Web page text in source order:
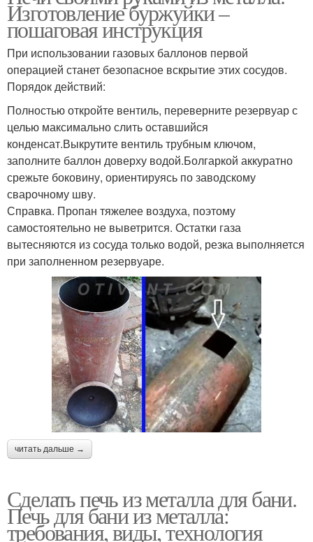
Изготовление буржуйки –
пошаговая инструкция
При использовании газовых баллонов первой
операцией станет безопасное вскрытие этих сосудов.
Порядок действий:
Полностью откройте вентиль, переверните резервуар с
целью максимально слить оставшийся
конденсат.Выкрутите вентиль трубным ключом,
заполните баллон доверху водой.Болгаркой аккуратно
срежьте боковину, ориентируясь по заводскому
сварочному шву.
Справка. Пропан тяжелее воздуха, поэтому
самостоятельно не выветрится. Остатки газа
вытесняются из сосуда только водой, резка выполняется
при заполненном резервуаре.
читать дальше →
Сделать печь из металла для бани.
Печь для бани из металла:
требования, виды, технология